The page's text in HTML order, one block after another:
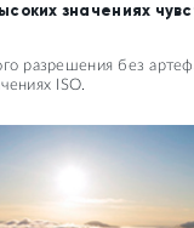
значениях
разрешения без
ISO.